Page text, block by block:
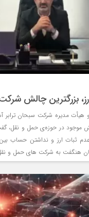
بزرگترین چالش
مدیره شرکت سبحان ترابر
موجود در حوزه‌ی حمل و نقل،
ثبات ارز و نداشتن حساب بین
هنگفت به شرکت های حمل و